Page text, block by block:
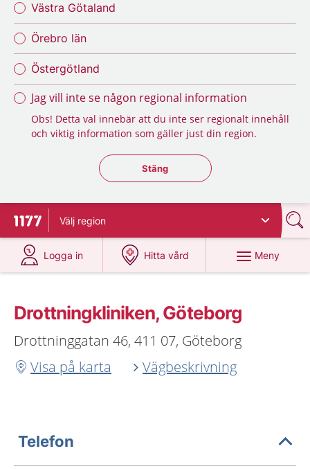
Västra Götaland
Örebro län
Östergötland
Jag vill inte se någon regional information
Obs! Detta val innebär att du inte ser regionalt innehåll
och viktig information som gäller just din region.
Stäng regionsväljaren
Stäng
Till startsidan för 1177
Välj region
Logga in
på 1177.se
Hitta vård
på 1177.se
Meny
Drottningkliniken, Göteborg
Drottninggatan 46, 411 07, Göteborg
Visa på karta
Vägbeskrivning
Telefon